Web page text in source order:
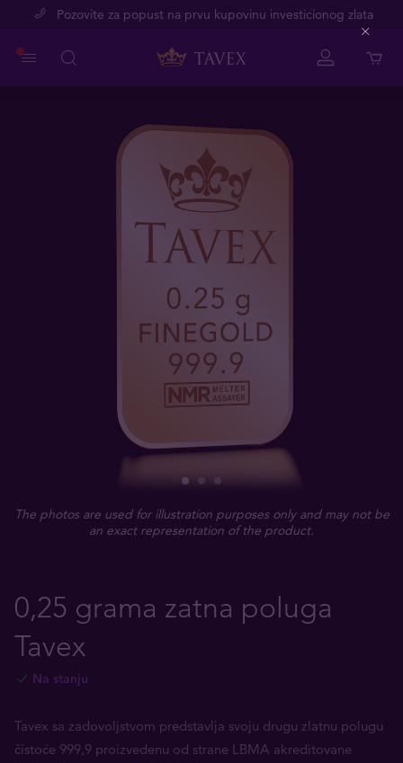
Pozovite za popust na prvu kupovinu investicionog zlata
The photos are used for illustration purposes only and may not be
an exact representation of the product.
0,25 grama zatna poluga
Tavex
Na stanju
Tavex sa zadovoljstvom predstavlja svoju drugu zlatnu polugu
čistoće 999,9 proizvedenu od strane LBMA akreditovane
Close